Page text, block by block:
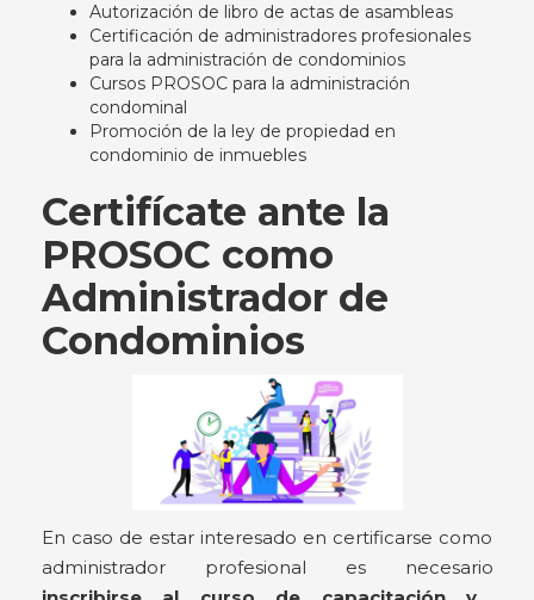
Autorización de libro de actas de asambleas
Certificación de administradores profesionales
para la administración de condominios
Cursos PROSOC para la administración
condominal
Promoción de la ley de propiedad en
condominio de inmuebles
Certifícate ante la
PROSOC como
Administrador de
Condominios
En caso de estar interesado en certificarse como
administrador profesional es necesario